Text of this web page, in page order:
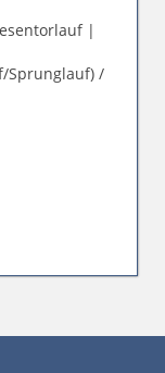
|
Sprunglauf) /